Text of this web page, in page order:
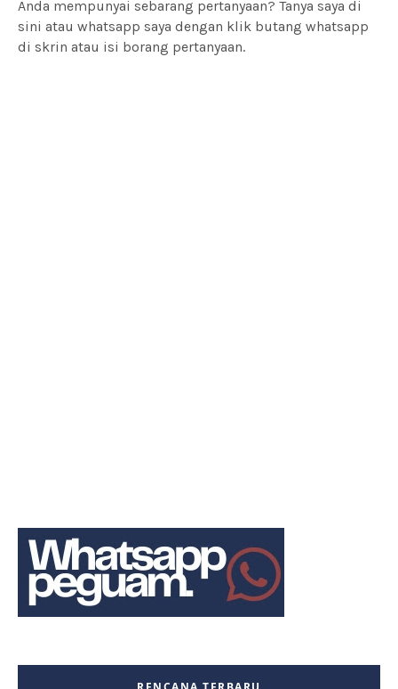
Anda mempunyai sebarang pertanyaan? Tanya saya di
sini atau whatsapp saya dengan klik butang whatsapp
di skrin atau isi borang pertanyaan.